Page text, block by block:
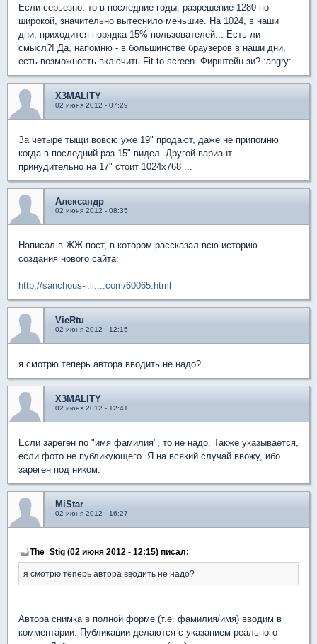
Если серьезно, то в последние годы, разрешение 1280 по
широкой, значительно вытеснило меньшие. На 1024, в наши
дни, приходится порядка 15% пользователей... Есть ли
смысл?! Да, напомню - в большинстве браузеров в наши дни,
есть возможность включить Fit to screen. Фирштейн зи? :angry:
X3MALITY
02 июня 2012 - 07:29
За четыре тыщи вовсю уже 19" продают, даже не припомню
когда в последний раз 15" видел. Другой вариант -
принудительно на 17" стоит 1024х768 ...
Александр
02 июня 2012 - 08:35
Написал в ЖЖ пост, в котором рассказал всю историю
создания нового сайта:
http://sanchous-i.li....com/60065.html
VieRtu
02 июня 2012 - 12:15
я смотрю теперь автора вводить не надо?
X3MALITY
02 июня 2012 - 12:41
Если зареген по "имя фамилия", то не надо. Также указывается,
если фото не публикующего. Я на всякий случай ввожу, ибо
зареген под ником.
MiStar
02 июня 2012 - 16:27
The_Stig (02 июня 2012 - 12:15) писал:
я смотрю теперь автора вводить не надо?
Автора снимка в полной форме (т.е. фамилия/имя) вводим в
комментарии. Публикации делаются с указанием реального